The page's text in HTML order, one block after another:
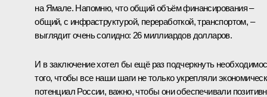
на Ямале. Напомню, что общий объём финансирования –
общий, с инфраструктурой, переработкой, транспортом, –
выглядит очень солидно: 26 миллиардов долларов.
И в заключение хотел бы ещё раз подчеркнуть
того, чтобы все наши шаги не только укрепляли
потенциал России, важно, чтобы они обеспечивали